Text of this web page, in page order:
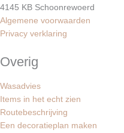
4145 KB Schoonrewoerd
Algemene voorwaarden
Privacy verklaring
Overig
Wasadvies
Items in het echt zien
Routebeschrijving
Een decoratieplan maken